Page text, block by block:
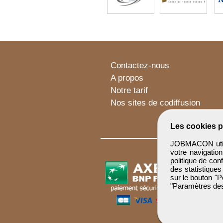
Les cookies
JOBMACON
votre
politique de
des
sur le bouton
"Paramètres
Contactez-nous
A propos
Notre tarif
Nos sites de codiffusion